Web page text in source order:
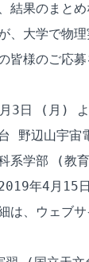
結果のまと
、大学で物
様のご応募
3日 (月)
野辺山宇宙
系学部 (教
年4月
は、ウェブサ